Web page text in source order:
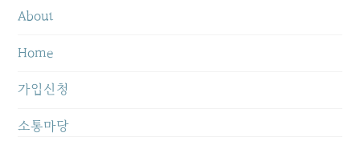
About
Home
가입신청
소통마당